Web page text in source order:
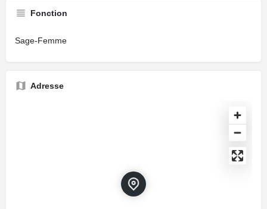
Fonction
Sage-Femme
Adresse